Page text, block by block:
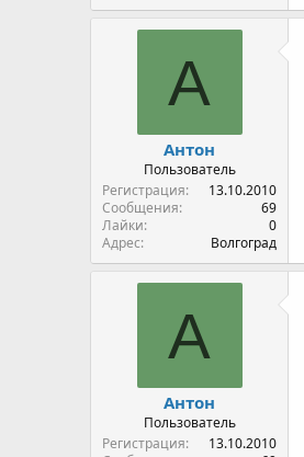
А
Антон
Пользователь
Регистрация
13.10.2010
Сообщения
69
Лайки
0
Адрес
Волгоград
А
Антон
Пользователь
Регистрация
13.10.2010